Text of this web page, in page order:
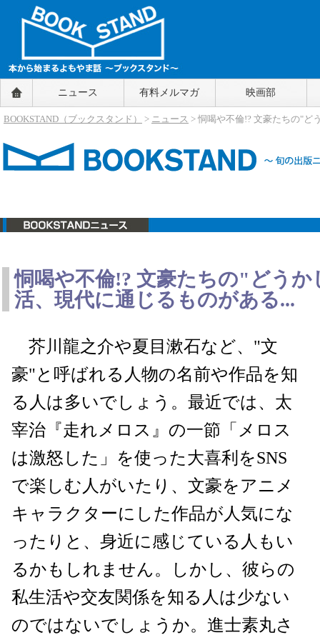
BOOKSTAND（ブックスタンド）
～本から始まるよもやま話～
BOOKSTAND（ブ
ニュース 有料メルマガ 映画部
BOOKSTAND（ブックスタンド） > ニュース > 恫喝や不倫!? 文豪たちの"ど
恫喝や不倫!? 文豪たちの"どう
活、現代に通じるものがある...
芥川龍之介や夏目漱石など、"文
豪"と呼ばれる人物の名前や作品を知
る人は多いでしょう。最近では、太
宰治『走れメロス』の一節「メロス
は激怒した」を使った大喜利をSNS
で楽しむ人がいたり、文豪をアニメ
キャラクターにした作品が人気にな
ったりと、身近に感じている人もい
るかもしれません。しかし、彼らの
私生活や交友関係を知る人は少ない
のではないでしょうか。進士素丸さ